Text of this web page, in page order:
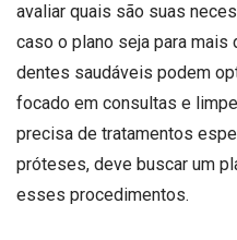
avaliar quais são suas
caso o plano seja para
dentes saudáveis podem
focado em consultas e
precisa de tratamentos
próteses, deve buscar um
esses procedimentos.